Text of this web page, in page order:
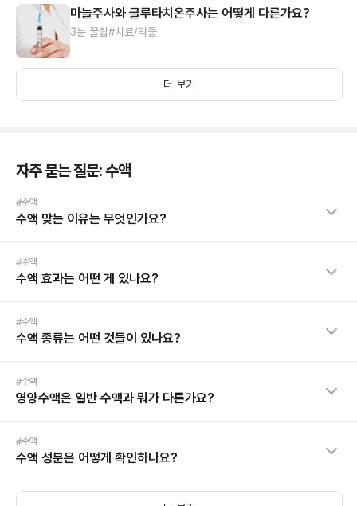
마늘주사와 글루타치온주사는 어떻게 다른가요?
3분 꿀팁#치료/약물
더 보기
자주 묻는 질문: 수액
#수액
수액 맞는 이유는 무엇인가요?
#수액
수액 효과는 어떤 게 있나요?
#수액
수액 종류는 어떤 것들이 있나요?
#수액
영양수액은 일반 수액과 뭐가 다른가요?
#수액
수액 성분은 어떻게 확인하나요?